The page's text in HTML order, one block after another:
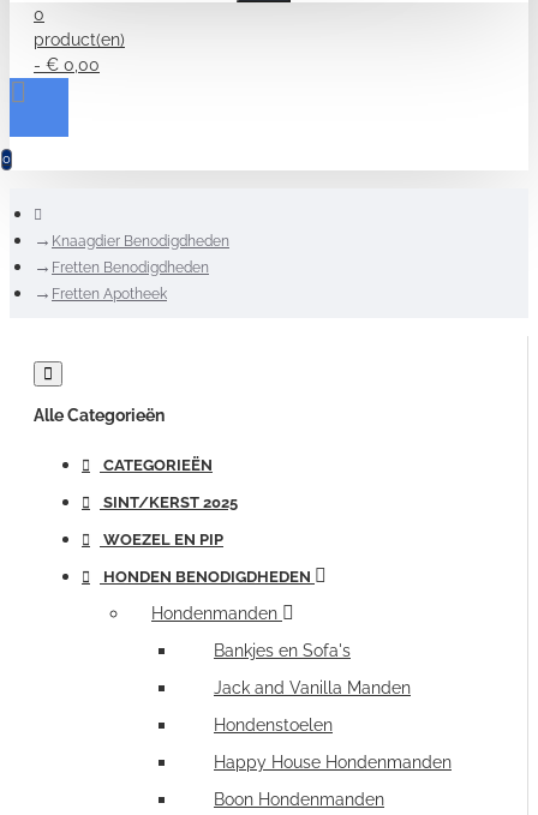
producten...
0
product(en)
- € 0,00
0
Knaagdier Benodigdheden
Fretten Benodigdheden
Fretten Apotheek
Alle Categorieën
CATEGORIEËN
SINT/KERST 2025
WOEZEL EN PIP
HONDEN BENODIGDHEDEN
Hondenmanden
Bankjes en Sofa's
Jack and Vanilla Manden
Hondenstoelen
Happy House Hondenmanden
Boon Hondenmanden